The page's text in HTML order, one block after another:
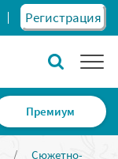
Регистрация
Премиум
/
Сюжетно-